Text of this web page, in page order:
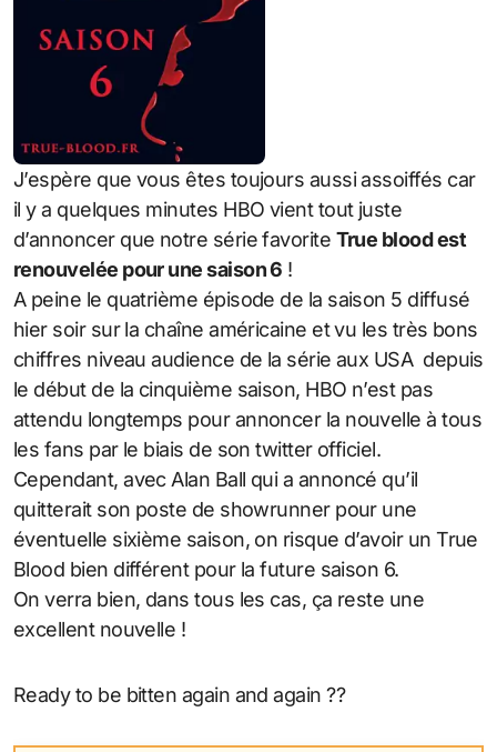
J’espère que vous êtes toujours aussi assoiffés car
il y a quelques minutes HBO vient tout juste
d’annoncer que notre série favorite True blood est
renouvelée pour une saison 6 !
A peine le quatrième épisode de la saison 5 diffusé
hier soir sur la chaîne américaine et vu les très bons
chiffres niveau audience de la série aux USA depuis
le début de la cinquième saison, HBO n’est pas
attendu longtemps pour annoncer la nouvelle à tous
les fans par le biais de son twitter officiel.
Cependant, avec Alan Ball qui a annoncé qu’il
quitterait son poste de showrunner pour une
éventuelle sixième saison, on risque d’avoir un True
Blood bien différent pour la future saison 6.
On verra bien, dans tous les cas, ça reste une
excellent nouvelle !
Ready to be bitten again and again ??